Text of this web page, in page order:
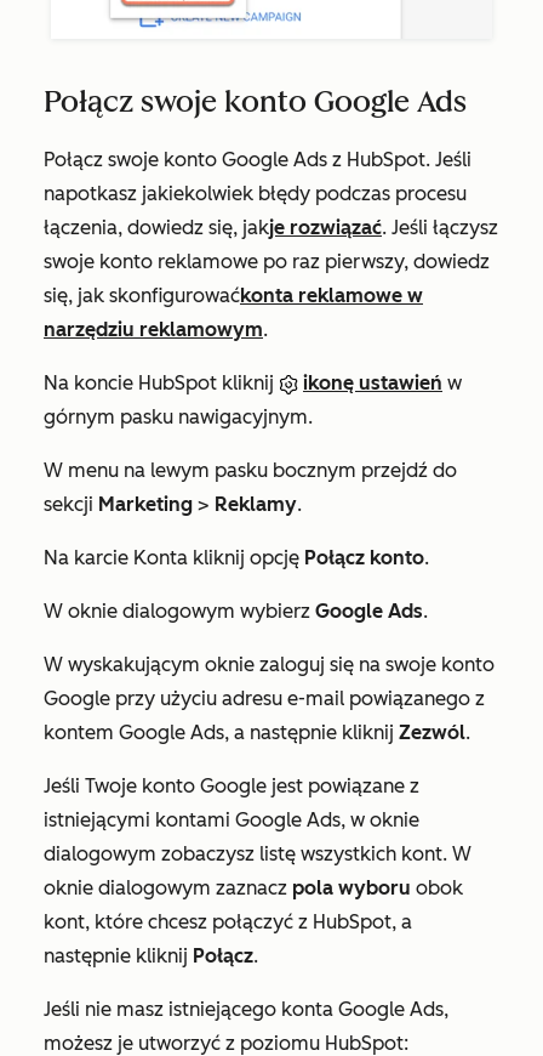
Połącz swoje konto Google Ads
Połącz swoje konto Google Ads z HubSpot. Jeśli
napotkasz jakiekolwiek błędy podczas procesu
łączenia, dowiedz się, jakje rozwiązać. Jeśli łączysz
swoje konto reklamowe po raz pierwszy, dowiedz
się, jak skonfigurowaćkonta reklamowe w
narzędziu reklamowym.
Na koncie HubSpot kliknij ikonę ustawień w
górnym pasku nawigacyjnym.
W menu na lewym pasku bocznym przejdź do
sekcji Marketing > Reklamy.
Na karcie Konta kliknij opcję Połącz konto.
W oknie dialogowym wybierz Google Ads.
W wyskakującym oknie zaloguj się na swoje konto
Google przy użyciu adresu e-mail powiązanego z
kontem Google Ads, a następnie kliknij Zezwól.
Jeśli Twoje konto Google jest powiązane z
istniejącymi kontami Google Ads, w oknie
dialogowym zobaczysz listę wszystkich kont. W
oknie dialogowym zaznacz pola wyboru obok
kont, które chcesz połączyć z HubSpot, a
następnie kliknij Połącz.
Jeśli nie masz istniejącego konta Google Ads,
możesz je utworzyć z poziomu HubSpot: